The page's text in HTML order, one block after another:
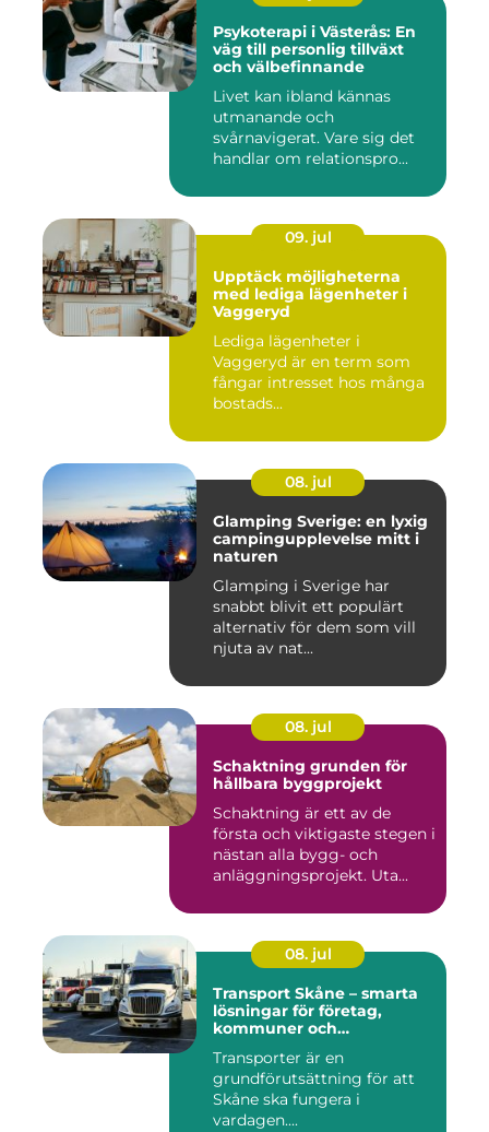
Psykoterapi i Västerås: En
väg till personlig tillväxt
och välbefinnande
Livet kan ibland kännas
utmanande och
svårnavigerat. Vare sig det
handlar om relationspro...
09. jul
Upptäck möjligheterna
med lediga lägenheter i
Vaggeryd
Lediga lägenheter i
Vaggeryd är en term som
fångar intresset hos många
bostads...
08. jul
Glamping Sverige: en lyxig
campingupplevelse mitt i
naturen
Glamping i Sverige har
snabbt blivit ett populärt
alternativ för dem som vill
njuta av nat...
08. jul
Schaktning grunden för
hållbara byggprojekt
Schaktning är ett av de
första och viktigaste stegen i
nästan alla bygg- och
anläggningsprojekt. Uta...
08. jul
Transport Skåne – smarta
lösningar för företag,
kommuner och
Transporter är en
grundförutsättning för att
Skåne ska fungera i
vardagen....